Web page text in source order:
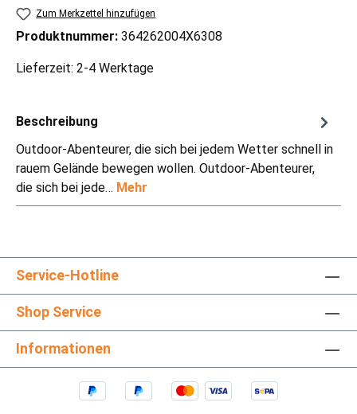
Zum Merkzettel hinzufügen
Produktnummer: 364262004X6308
Lieferzeit: 2-4 Werktage
Beschreibung
Outdoor-Abenteurer, die sich bei jedem Wetter schnell in
rauem Gelände bewegen wollen. Outdoor-Abenteurer,
die sich bei jede… Mehr
Service-Hotline
Shop Service
Informationen